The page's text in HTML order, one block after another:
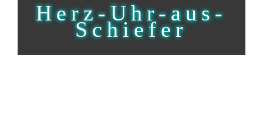
Herz-Uhr-aus-
Schiefer